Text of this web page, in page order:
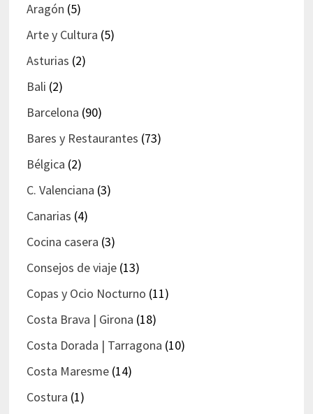
Aragón (5)
Arte y Cultura (5)
Asturias (2)
Bali (2)
Barcelona (90)
Bares y Restaurantes (73)
Bélgica (2)
C. Valenciana (3)
Canarias (4)
Cocina casera (3)
Consejos de viaje(13)
Copas y Ocio Nocturno (11)
Costa Brava | Girona (18)
Costa Dorada | Tarragona (10)
Costa Maresme(14)
Costura (1)